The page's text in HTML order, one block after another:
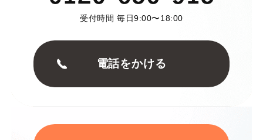
受付時間 毎日9:00〜18:00
電話をかける